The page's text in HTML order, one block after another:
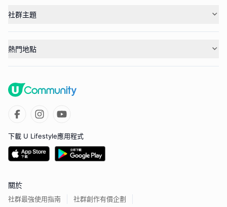
社群主題
熱門地點
下載 U Lifestyle應用程式
關於
社群最強使用指南 社群創作有價企劃